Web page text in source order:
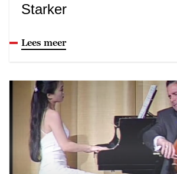
Starker
Lees meer